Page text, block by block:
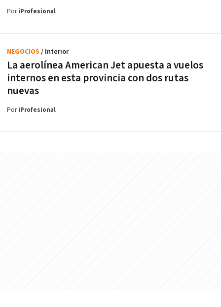
PoriProfesional
La aerolínea American Jet apuesta a vuelos
internos en esta provincia con dos rutas
nuevas
NEGOCIOS / Interior
PoriProfesional